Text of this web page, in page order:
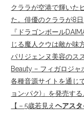
クララが空港で輝いた
た。俳優のクララが8日
『ドラゴンボール
じる魔人クウは敵か味
パリジェンヌ美容のス
Beauty – フィガロジャ
各種音源サイトを通じ
ョン·パク)」を発売する
【－5歳若見えヘアス